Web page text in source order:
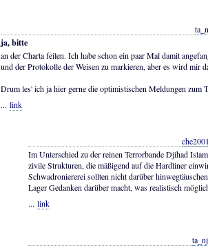
ja, bitte
an der Charta feilen. Ich habe schon ein paar Mal damit
und der Protokolle der Weisen zu markieren, aber es wird mir
Drum les' ich ja hier gerne die optimistischen Meldungen zum
... link
che2001
Im Unterschied zu der reinen Terrorbande Djihad
zivile Strukturen, die mäßigend auf die Hardliner
Schwadroniererei sollten nicht darüber
Lager Gedanken darüber macht, was realistisch
... link